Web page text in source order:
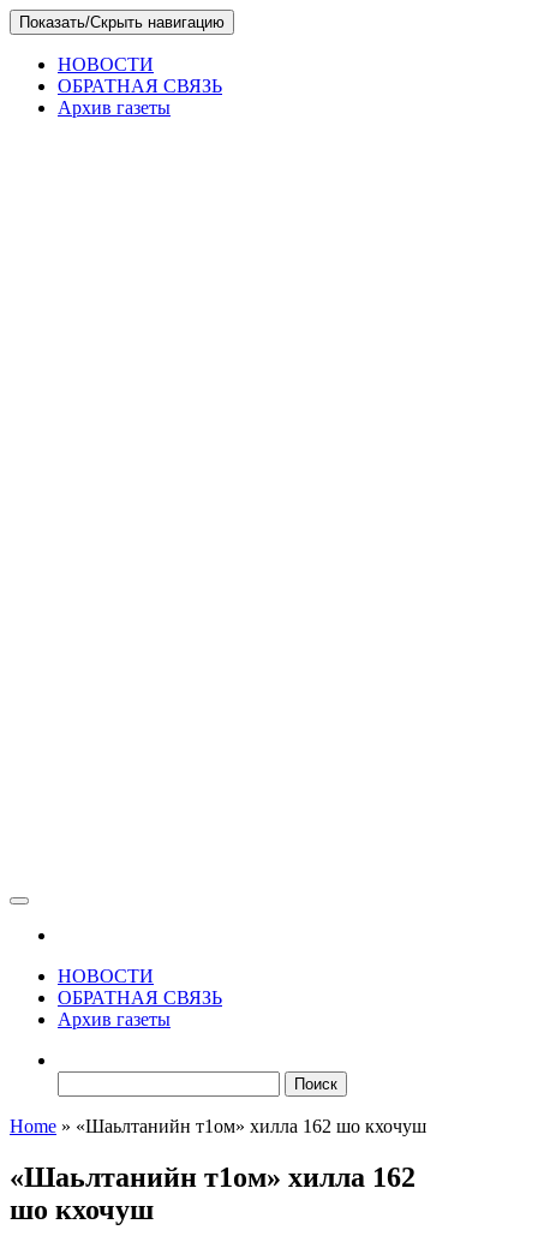
Skip
to
content
Показать/Скрыть навигацию
НОВОСТИ
ОБРАТНАЯ СВЯЗЬ
Архив газеты
НОВОСТИ
ОБРАТНАЯ СВЯЗЬ
Архив газеты
Home » «Шаьлтанийн т1ом» хилла 162 шо кхочуш
«Шаьлтанийн т1ом» хилла 162
шо кхочуш